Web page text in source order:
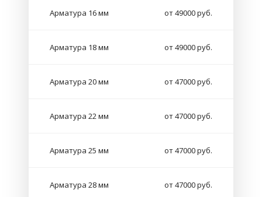
Арматура 16 мм от 49000 руб.
Арматура 18 мм от 49000 руб.
Арматура 20 мм от 47000 руб.
Арматура 22 мм от 47000 руб.
Арматура 25 мм от 47000 руб.
Арматура 28 мм от 47000 руб.